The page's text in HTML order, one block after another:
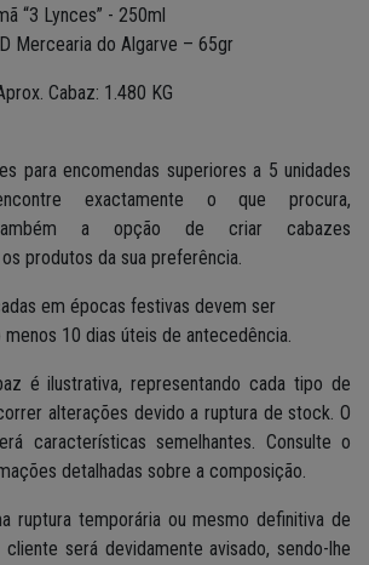
“3 Lynces” - 250ml
Mercearia do Algarve – 65gr
Cabaz: 1.480 KG
para encomendas superiores a 5 unidades
exactamente o que procura,
também a opção de criar cabazes
produtos da sua preferência.
em épocas festivas devem ser
10 dias úteis de antecedência.
é ilustrativa, representando cada tipo de
alterações devido a ruptura de stock. O
características semelhantes. Consulte o
detalhadas sobre a composição.
ruptura temporária ou mesmo definitiva de
será devidamente avisado, sendo-lhe